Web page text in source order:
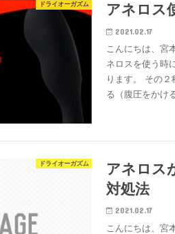
ドライオーガズム アネロス
2021.02.17
こんにちは、宮
ネロスを使う時
ります。 その
る（腹圧をかけ
ドライオーガズム
アネロス
対処法
2021.02.17
こんにちは、宮